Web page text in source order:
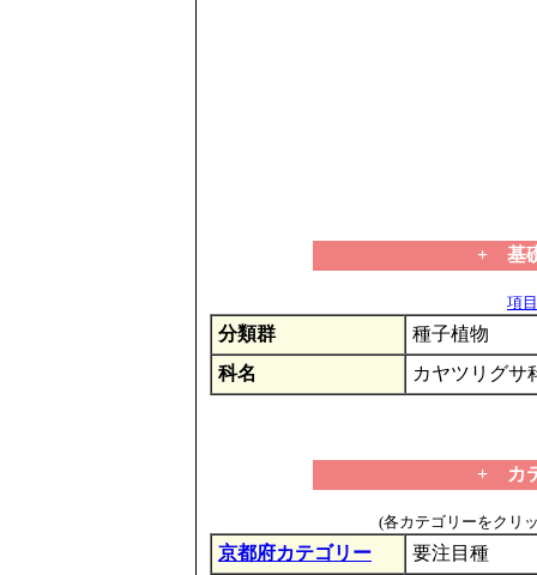
+ 基
項
分類群
種子植物
科名
カヤツリグサ
+ カ
(各カテゴリーをクリ
京都府カテゴリー
要注目種